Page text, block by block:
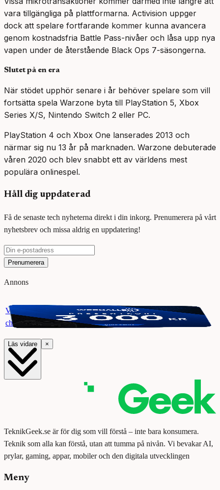
vara tillgängliga på plattformarna. Activision uppger
dock att spelare fortfarande kommer kunna avancera
genom kostnadsfria Battle Pass-nivåer och låsa upp nya
vapen under de återstående Black Ops 7-säsongerna.
Slutet på en era
När stödet upphör senare i år behöver spelare som vill
fortsätta spela Warzone byta till PlayStation 5, Xbox
Series X/S, Nintendo Switch 2 eller PC.
PlayStation 4 och Xbox One lanserades 2013 och
närmar sig nu 13 år på marknaden. Warzone debuterade
våren 2020 och blev snabbt ett av världens mest
populära onlinespel.
Håll dig uppdaterad
Få de senaste tech nyheterna direkt i din inkorg. Prenumerera på vårt
nyhetsbrev och missa aldrig en uppdatering!
Prenumerera
Annons
Vinn ett presentkort på Webhallen. Delta i vår giveaway för
chansen att vinna 3000 kr.
Läs vidare ×
TeknikGeek.se är för dig som vill förstå – inte bara konsumera.
Teknik som alla kan förstå, utan att tumma på nivån. Vi bevakar AI,
prylar, gaming, appar, mobiler och den digitala utvecklingen
Meny